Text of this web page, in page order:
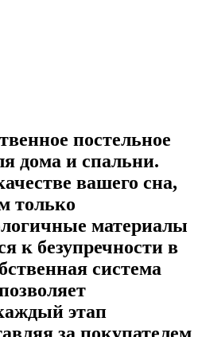
постельное
дома и спальни.
вашего сна,
только
материалы
к безупречности в
система
этап
за покупателем